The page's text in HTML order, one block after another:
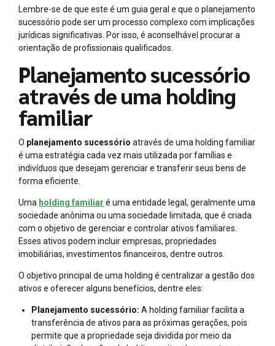
Lembre-se de que este é um guia geral e que o planejamento
sucessório pode ser um processo complexo com implicações
jurídicas significativas. Por isso, é aconselhável procurar a
orientação de profissionais qualificados.
Planejamento sucessório
através de uma holding
familiar
O planejamento sucessório através de uma holding familiar
é uma estratégia cada vez mais utilizada por famílias e
indivíduos que desejam gerenciar e transferir seus bens de
forma eficiente.
Uma holding familiar é uma entidade legal, geralmente uma
sociedade anônima ou uma sociedade limitada, que é criada
com o objetivo de gerenciar e controlar ativos familiares.
Esses ativos podem incluir empresas, propriedades
imobiliárias, investimentos financeiros, dentre outros.
O objetivo principal de uma holding é centralizar a gestão dos
ativos e oferecer alguns benefícios, dentre eles:
Planejamento sucessório: A holding familiar facilita a
transferência de ativos para as próximas gerações, pois
permite que a propriedade seja dividida por meio da